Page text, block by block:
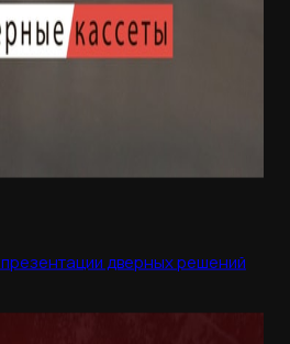
дверных решений